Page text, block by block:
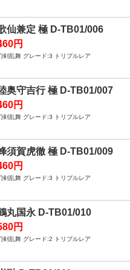
仙兼定 極 D-TB01/006
円
剣乱舞 グレード:3 トリプルレア
奥守吉行 極 D-TB01/007
円
剣乱舞 グレード:3 トリプルレア
須賀虎徹 極 D-TB01/009
円
剣乱舞 グレード:3 トリプルレア
丸国永 D-TB01/010
円
剣乱舞 グレード:2 トリプルレア